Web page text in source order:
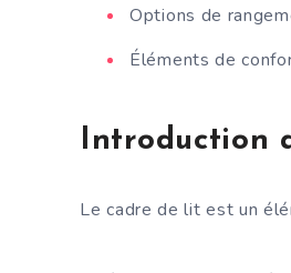
Options de
Éléments de
Introduction
Le cadre de lit est un